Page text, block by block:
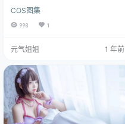
都有新鲜事儿，就像那潮水，一波
接着一波，让人应接不暇。 图集已
更121期，持续更新中▼▼▼ 咱们不
叙事，就来瞧瞧这圈子里的一股清
裘。 说起这蜜汁猫裘，她最近的动
静可不小，尤其是那套编号为NO.11
9的“恰巴耶夫”作品集，那真是像风
一样，呼啦一下就传遍了各大社
群。这套图，不是…
COS图集
998 1
元气姐姐 1 年前